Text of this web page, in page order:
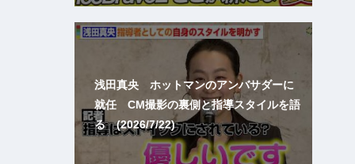
浅田真央 ホットマンのアンバサダーに
就任 CM撮影の裏側と指導スタイルを語
る (2026/7/22)